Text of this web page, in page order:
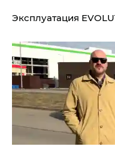
Эксплуатация